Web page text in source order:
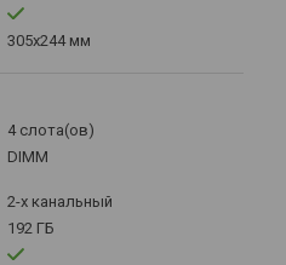
305x244 мм
4 слота(ов)
DIMM
2-х канальный
192 ГБ